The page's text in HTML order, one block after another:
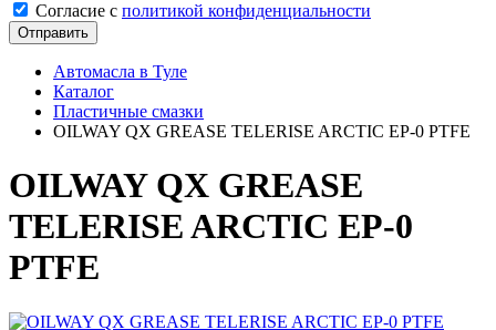
Cогласие с политикой конфиденциальности
Отправить
Автомасла в Туле
Каталог
Пластичные смазки
OILWAY QX GREASE TELERISE ARCTIC EP-0 PTFE
OILWAY QX GREASE
TELERISE ARCTIC EP-0
PTFE